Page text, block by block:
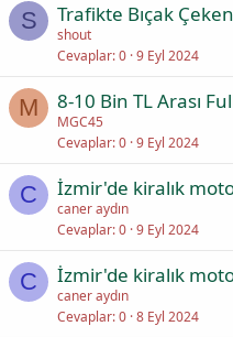
S Trafikte Bıçak
shout
Cevaplar 0 9 Eyl 2024
M 8-10 Bin TL Arası
MGC45
Cevaplar 0 9 Eyl 2024
C İzmir'de kiralık
caner aydın
Cevaplar 0 9 Eyl 2024
C İzmir'de kiralık
caner aydın
Cevaplar 0 8 Eyl 2024